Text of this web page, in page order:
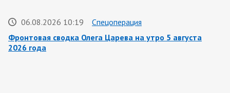
06.08.2026 10:19
Спецоперация
Фронтовая сводка Олега Царева на утро 5 августа
2026 года